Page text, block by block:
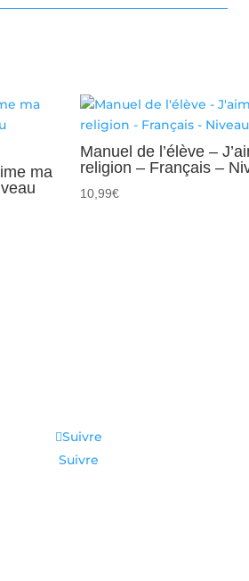
ma
Manuel de l’élève –
religion – Français –
10,99€
Suivre
Suivre